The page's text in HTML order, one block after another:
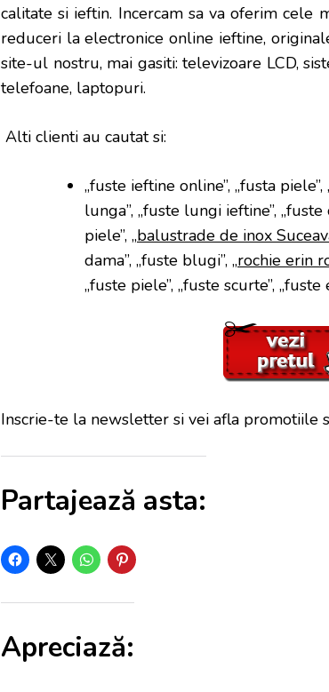
calitate si ieftin. Incercam sa va oferim cele
reduceri la electronice online ieftine,
site-ul nostru, mai gasiti: televizoare LCD,
telefoane, laptopuri.
Alti clienti au cautat si:
„fuste ieftine online”, „fusta piele”,
lunga”, „fuste lungi ieftine”,
piele”, „balustrade de inox
dama”, „fuste blugi”, „rochie erin
„fuste piele”, „fuste scurte”, „fuste
Inscrie-te la newsletter si vei afla promotiile
Partajează asta:
Apreciază: